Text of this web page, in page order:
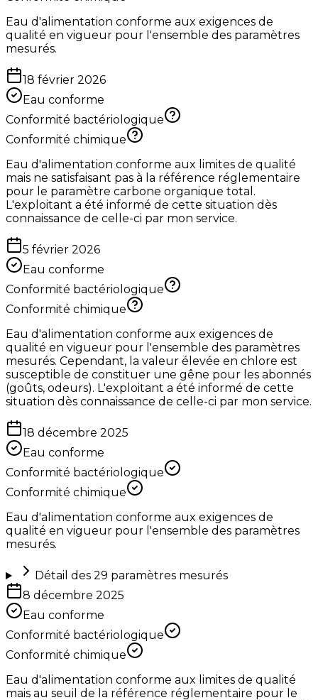
Eau d'alimentation conforme aux exigences de
qualité en vigueur pour l'ensemble des paramètres
mesurés.
18 février 2026
Eau conforme
Conformité bactériologique
Conformité chimique
Eau d'alimentation conforme aux limites de qualité
mais ne satisfaisant pas à la référence réglementaire
pour le paramètre carbone organique total.
L'exploitant a été informé de cette situation dès
connaissance de celle-ci par mon service.
5 février 2026
Eau conforme
Conformité bactériologique
Conformité chimique
Eau d'alimentation conforme aux exigences de
qualité en vigueur pour l'ensemble des paramètres
mesurés. Cependant, la valeur élevée en chlore est
susceptible de constituer une gêne pour les abonnés
(goûts, odeurs). L'exploitant a été informé de cette
situation dès connaissance de celle-ci par mon service.
18 décembre 2025
Eau conforme
Conformité bactériologique
Conformité chimique
Eau d'alimentation conforme aux exigences de
qualité en vigueur pour l'ensemble des paramètres
mesurés.
Détail des 29 paramètres mesurés
8 décembre 2025
Eau conforme
Conformité bactériologique
Conformité chimique
Eau d'alimentation conforme aux limites de qualité
mais au seuil de la référence réglementaire pour le